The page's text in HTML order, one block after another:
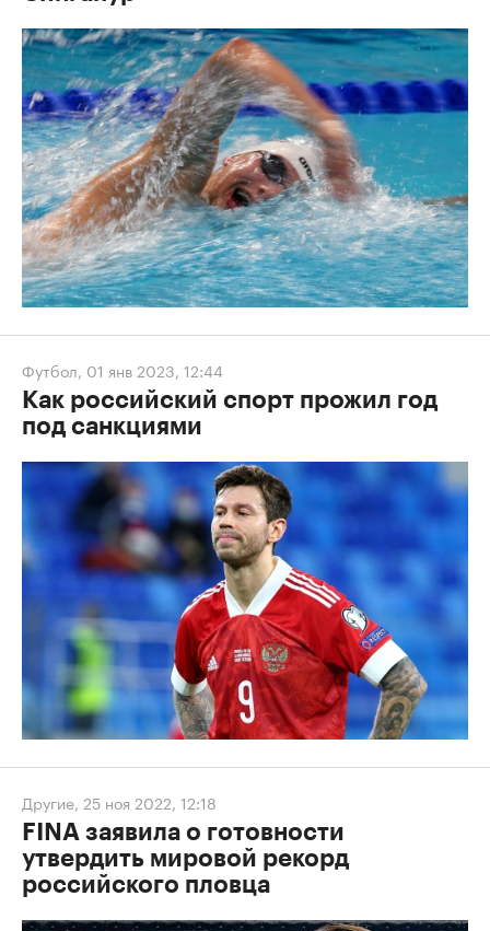
Футбол, 01 янв 2023, 12:44
Как российский спорт прожил год
под санкциями
Другие, 25 ноя 2022, 12:18
FINA заявила о готовности
утвердить мировой рекорд
российского пловца